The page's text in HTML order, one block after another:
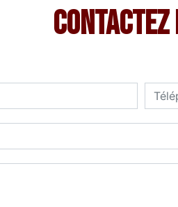
Contactez